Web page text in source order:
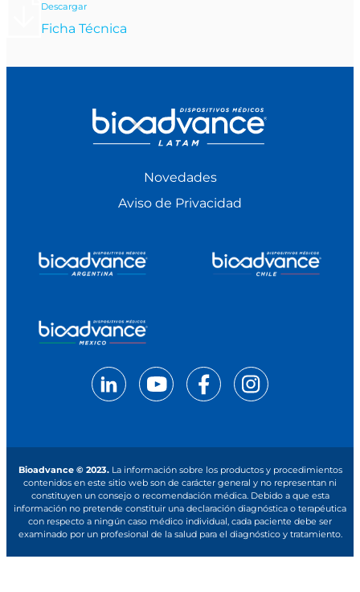
Descargar
Ficha Técnica
Novedades
Aviso de Privacidad
Bioadvance © 2023.La información sobre los productos y procedimientos
contenidos en este sitio web son de carácter general y no representan ni
constituyen un consejo o recomendación médica. Debido a que esta
información no pretende constituir una declaración diagnóstica o terapéutica
con respecto a ningún caso médico individual, cada paciente debe ser
examinado por un profesional de la salud para el diagnóstico y tratamiento.